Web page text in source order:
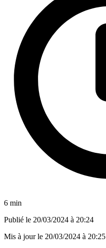
6 min
Publié le 20/03/2024 à 20:24
Mis à jour le 20/03/2024 à 20:25